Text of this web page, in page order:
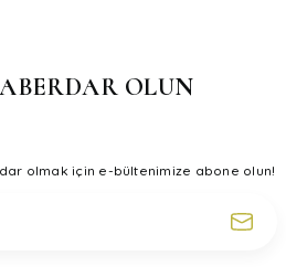
OLUN
olmak için e-bültenimize abone olun!